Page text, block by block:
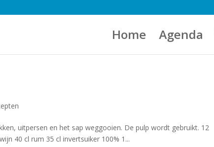
Home Agenda
uitpersen en het sap weggooien. De pulp wordt gebruikt. 12
40 cl rum 35 cl invertsuiker 100% 1...